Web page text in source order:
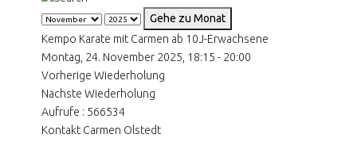
Gehe zu Monat
Kempo Karate mit Carmen ab 10J-Erwachsene
Montag, 24. November 2025, 18:15 - 20:00
Vorherige Wiederholung
Nächste Wiederholung
Aufrufe : 566534
Kontakt Carmen Olstedt